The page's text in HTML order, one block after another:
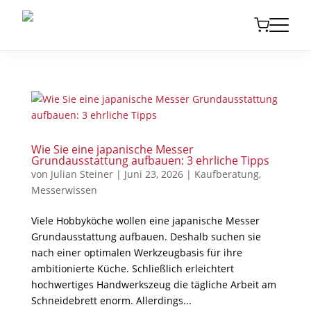
Wie Sie eine japanische Messer
Grundausstattung aufbauen: 3 ehrliche Tipps
von Julian Steiner| Juni 23, 2026| Kaufberatung,
Messerwissen
Viele Hobbyköche wollen eine japanische Messer
Grundausstattung aufbauen. Deshalb suchen sie
nach einer optimalen Werkzeugbasis für ihre
ambitionierte Küche. Schließlich erleichtert
hochwertiges Handwerkszeug die tägliche Arbeit am
Schneidebrett enorm. Allerdings...